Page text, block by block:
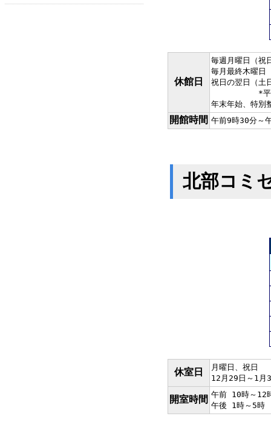
休館日
毎週月曜日（祝
毎月最終木曜日
祝日の翌日（土
*平日：祝
年末年始、特別
開館時間 午前9時30分～
北部コミ
休室日
月曜日、祝日
12月29日～1月
開室時間 午前 10時～12
午後 1時～5時